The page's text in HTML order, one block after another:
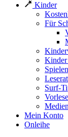
Kinder
Für
Kinder
Surf-
Mein Konto
Onleihe